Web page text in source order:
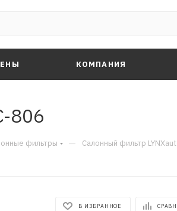
КОМПАНИЯ
806
фильтры — Салонный фильтр
В ИЗБРАННОЕ